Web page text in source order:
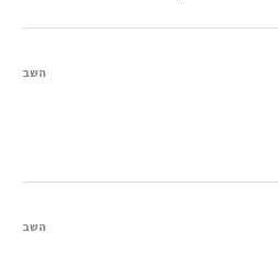
השב
השב